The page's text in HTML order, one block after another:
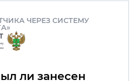
ЧЕРЕЗ СИСТЕМУ
ли занесен